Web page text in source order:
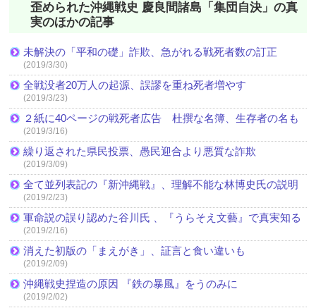
歪められた沖縄戦史 慶良間諸島「集団自決」の真
実のほかの記事
未解決の「平和の礎」詐欺、急がれる戦死者数の訂正
(2019/3/30)
全戦没者20万人の起源、誤謬を重ね死者増やす
(2019/3/23)
２紙に40ページの戦死者広告 杜撰な名簿、生存者の名も
(2019/3/16)
繰り返された県民投票、愚民迎合より悪質な詐欺
(2019/3/09)
全て並列表記の『新沖縄戦』、理解不能な林博史氏の説明
(2019/2/23)
軍命説の誤り認めた谷川氏 、『うらそえ文藝』で真実知る
(2019/2/16)
消えた初版の「まえがき」、証言と食い違いも
(2019/2/09)
沖縄戦史捏造の原因 『鉄の暴風』をうのみに
(2019/2/02)